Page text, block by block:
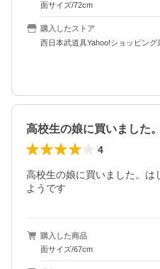
面サイズ/72cm
購入したストア
西日本武道具Yahoo!ショッピング
4
高校生の娘に買いました。は
ようです
購入した商品
面サイズ/67cm